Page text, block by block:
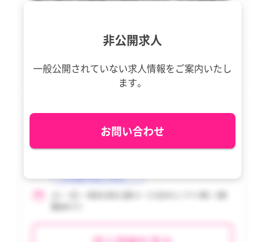
利島村
神津島村
青ヶ島村
非公開求人
一般公開されていない求人情報をご案内いたし
ます。
お問い合わせ
利島村
神津島村
青ヶ島村